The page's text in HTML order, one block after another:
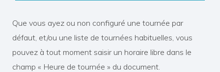
Que vous ayez ou non configuré une tournée par
défaut, et/ou une liste de tournées habituelles, vous
pouvez à tout moment saisir un horaire libre dans le
champ « Heure de tournée » du document.